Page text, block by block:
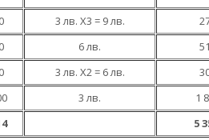
3 лв. Х3 = 9 лв.
6 лв.
3 лв. Х2 = 6 лв.
3 лв. 1
5